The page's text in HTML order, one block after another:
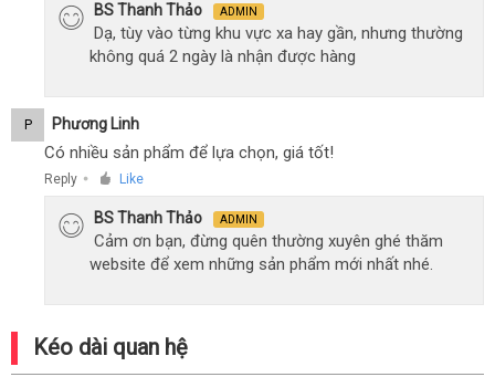
BS Thanh Thảo ADMIN
Dạ, tùy vào từng khu vực xa hay gần, nhưng thường
không quá 2 ngày là nhận được hàng
P Phương Linh
Có nhiều sản phẩm để lựa chọn, giá tốt!
Reply ● Like
BS Thanh Thảo ADMIN
Cảm ơn bạn, đừng quên thường xuyên ghé thăm
website để xem những sản phẩm mới nhất nhé.
Kéo dài quan hệ